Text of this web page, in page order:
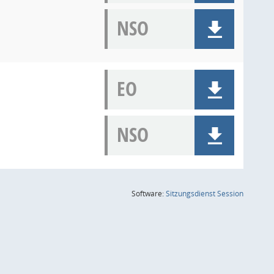
NSO
EO
NSO
Software:SitzungsdienstSession(Wird in